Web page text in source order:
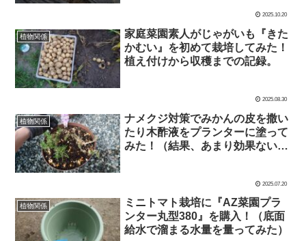
2025.10.20
植物関係
家庭菜園素人がじゃがいも『きた
かむい』を初めて栽培してみた！
植え付けから収穫までの記録。
2025.08.30
植物関係
ナメクジ対策でみかんの皮を撒い
たり木酢液をプランターに塗って
みた！（結果、あまり効果ないか
2025.07.20
植物関係
ミニトマト栽培に『AZ菜園プラ
ンター丸型380』を購入！（底面
給水で溜まる水量を量ってみた）